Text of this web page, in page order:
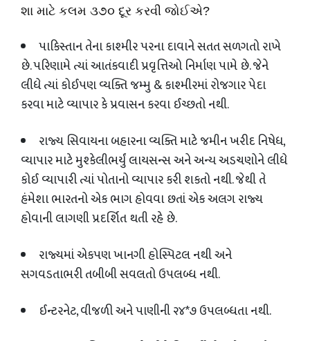
શા માટે કલમ ૩૭૦ દૂર કરવી જોઈએ?
પાકિસ્તાન તેના કાશ્મીર પરના દાવાને સતત સળગતો રાખે
છે. પરિણામે ત્યાં આતંકવાદી પ્રવૃત્તિઓ નિર્માણ પામે છે. જેને
લીધે ત્યાં કોઈપણ વ્યક્તિ જમ્મુ&કાશ્મીરમાં રોજગાર પેદા
કરવા માટે વ્યાપાર કે પ્રવાસન કરવા ઈચ્છતો નથી.
રાજ્ય સિવાયના બહારના વ્યક્તિ માટે જમીન ખરીદ નિષેધ,
વ્યાપાર માટે મુશ્કેલીભર્યું લાયસન્સ અને અન્ય અડચણોને લીધે
કોઈ વ્યાપારી ત્યાં પોતાનો વ્યાપાર કરી શકતો નથી. જેથી તે
હંમેશા ભારતનો એક ભાગ હોવવા છતાં એક અલગ રાજ્ય
હોવાની લાગણી પ્રદર્શિત થતી રહે છે.
રાજ્યમાં એકપણ ખાનગી હોસ્પિટલ નથી અને
સગવડતાભરી તબીબી સવલતો ઉપલબ્ધ નથી.
ઈન્ટરનેટ,વીજળી અને પાણીની ૨૪*૭ ઉપલબ્ધતા નથી.